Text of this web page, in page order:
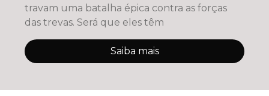
travam uma batalha épica contra as forças
das trevas. Será que eles têm
Saiba mais